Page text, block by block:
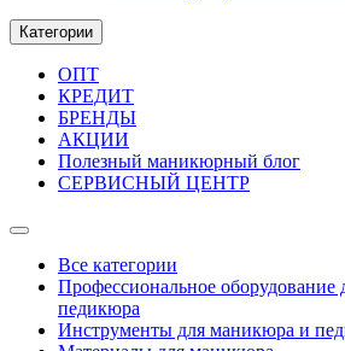
Категории
ОПТ
КРЕДИТ
БРЕНДЫ
АКЦИИ
Полезный маникюрный блог
СЕРВИСНЫЙ ЦЕНТР
Все категории
Профессиональное оборудование
педикюра
Инструменты для маникюра и